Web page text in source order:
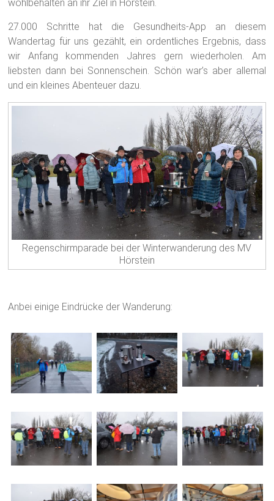
wohlbehalten an ihr Ziel in Hörstein.
27.000 Schritte hat die Gesundheits-App an diesem
Wandertag für uns gezählt, ein ordentliches Ergebnis, dass
wir Anfang kommenden Jahres gern wiederholen. Am
liebsten dann bei Sonnenschein. Schön war’s aber allemal
und ein kleines Abenteuer dazu.
Regenschirmparade bei der Winterwanderung des MV
Hörstein
Anbei einige Eindrücke der Wanderung: